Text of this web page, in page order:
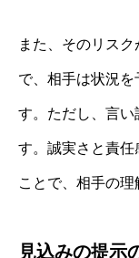
また、そのリス
で、相手は状況を
す。ただし、言
す。誠実さと責任
ことで、相手の理
見込みの提示